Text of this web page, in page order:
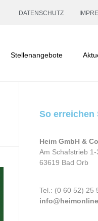
DATENSCHUTZ
Stellenangebote
So erreichen
Heim GmbH &
Am Schafstrieb 1-
63619 Bad Orb
Tel.: (0 60 52) 25